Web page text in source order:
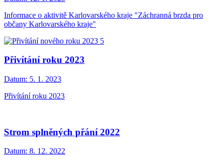
Informace o aktivitě Karlovarského kraje "Záchranná brzda pro
občany Karlovarského kraje"
Přivítání roku 2023
Datum: 5. 1. 2023
Přivítání roku 2023
Strom splněných přání 2022
Datum: 8. 12. 2022